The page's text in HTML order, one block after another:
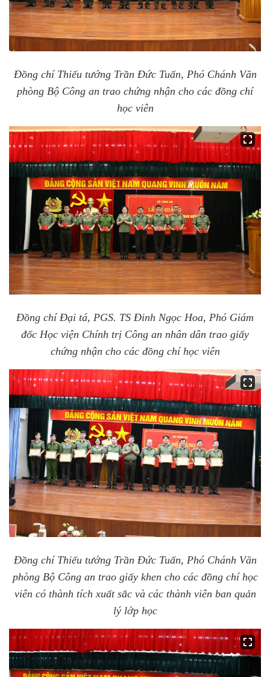
Đồng chí Thiếu tướng Trần Đức Tuấn, Phó Chánh Văn
phòng Bộ Công an trao chứng nhận cho các đồng chí
học viên
Đồng chí Đại tá, PGS. TS Đinh Ngọc Hoa, Phó Giám
đốc Học viện Chính trị Công an nhân dân trao giấy
chứng nhận cho các đồng chí học viên
Đồng chí Thiếu tướng Trần Đức Tuấn, Phó Chánh Văn
phòng Bộ Công an trao giấy khen cho các đồng chí học
viên có thành tích xuất sắc và các thành viên ban quản
lý lớp học